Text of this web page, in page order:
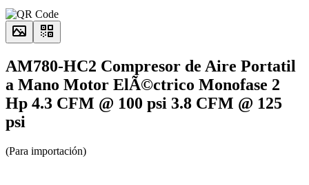
AM780-HC2 Compresor de Aire Portatil
a Mano Motor ElÃ©ctrico Monofase 2
Hp 4.3 CFM @ 100 psi 3.8 CFM @ 125
psi
(Para importación)